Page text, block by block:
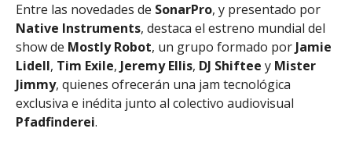
Entre las novedades de SonarPro, y presentado por
Native Instruments, destaca el estreno mundial del
show de Mostly Robot, un grupo formado porJamie
Lidell, Tim Exile, Jeremy Ellis, DJ Shiftee y Mister
Jimmy, quienes ofrecerán una jam tecnológica
exclusiva e inédita junto al colectivo audiovisual
Pfadfinderei.